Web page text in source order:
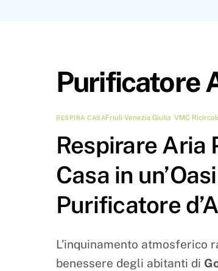
Purificatore
RESPIRA CASAFriuli-Venezia Giulia ,VMC
Respirare Aria
Casa in
Purificatore
L’inquinamento atmosferico
benessere degli abitanti di